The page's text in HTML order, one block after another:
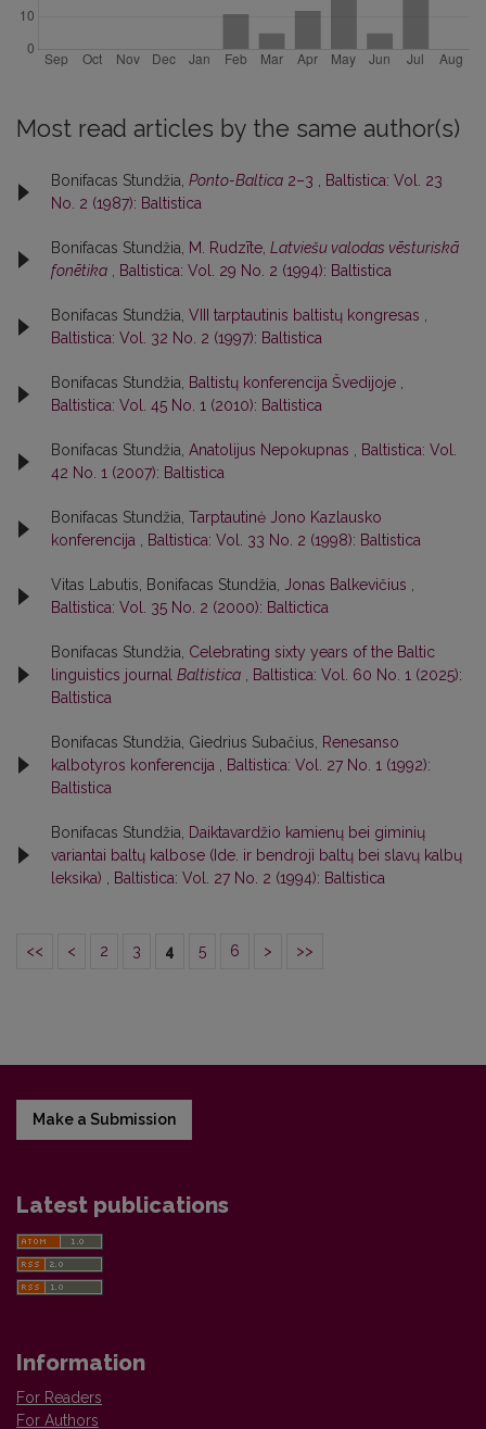
Most read articles by the same author(s)
Bonifacas Stundžia, Ponto-Baltica 2–3
Baltistica: Vol. 23
No. 2 (1987): Baltistica
Bonifacas Stundžia, M. Rudzīte, Latviešu valodas vēsturiskā
fonētika
Baltistica: Vol. 29 No. 2 (1994): Baltistica
Bonifacas Stundžia, VIII tarptautinis baltistų kongresas
Baltistica: Vol. 32 No. 2 (1997): Baltistica
Bonifacas Stundžia, Baltistų konferencija Švedijoje
Baltistica: Vol. 45 No. 1 (2010): Baltistica
Bonifacas Stundžia, Anatolijus Nepokupnas
Baltistica: Vol.
42 No. 1 (2007): Baltistica
Bonifacas Stundžia, Tarptautinė Jono Kazlausko
konferencija
Baltistica: Vol. 33 No. 2 (1998): Baltistica
Vitas Labutis, Bonifacas Stundžia, Jonas Balkevičius
Baltistica: Vol. 35 No. 2 (2000): Baltictica
Bonifacas Stundžia, Celebrating sixty years of the Baltic
linguistics journal Baltistica
Baltistica: Vol. 60 No. 1 (2025):
Baltistica
Bonifacas Stundžia, Giedrius Subačius,
Renesanso
kalbotyros konferencija
Baltistica: Vol. 27 No. 1 (1992):
Baltistica
Bonifacas Stundžia,
Daiktavardžio kamienų bei giminių
variantai baltų kalbose (Ide. ir bendroji baltų bei slavų kalbų
leksika)
Baltistica: Vol. 27 No. 2 (1994): Baltistica
<< < 2 3 4 5 6 > >>
Make a Submission
Latest publications
Information
For Readers
For Authors